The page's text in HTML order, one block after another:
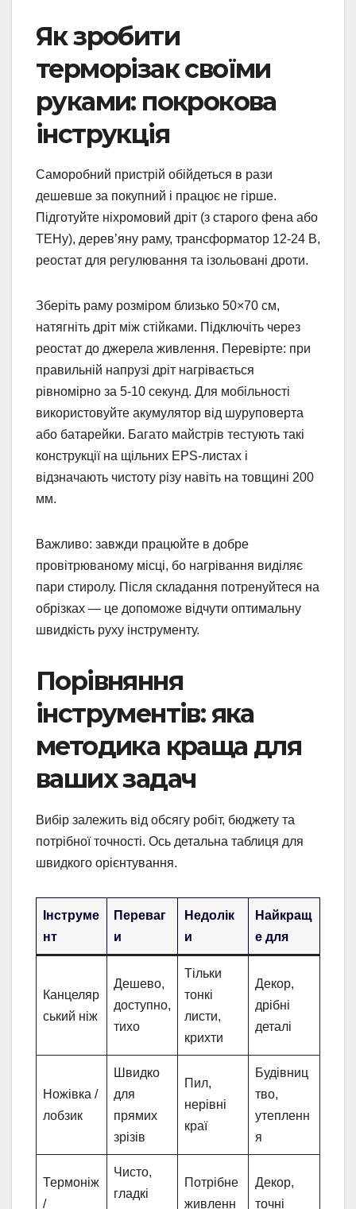
Як зробити
терморізак своїми
руками: покрокова
інструкція
Саморобний пристрій обійдеться в рази
дешевше за покупний і працює не гірше.
Підготуйте ніхромовий дріт (з старого фена або
ТЕНу), дерев’яну раму, трансформатор 12-24 В,
реостат для регулювання та ізольовані дроти.
Зберіть раму розміром близько 50×70 см,
натягніть дріт між стійками. Підключіть через
реостат до джерела живлення. Перевірте: при
правильній напрузі дріт нагрівається
рівномірно за 5-10 секунд. Для мобільності
використовуйте акумулятор від шуруповерта
або батарейки. Багато майстрів тестують такі
конструкції на щільних EPS-листах і
відзначають чистоту різу навіть на товщині 200
мм.
Важливо: завжди працюйте в добре
провітрюваному місці, бо нагрівання виділяє
пари стиролу. Після складання потренуйтеся на
обрізках — це допоможе відчути оптимальну
швидкість руху інструменту.
Порівняння
інструментів: яка
методика краща для
ваших задач
Вибір залежить від обсягу робіт, бюджету та
потрібної точності. Ось детальна таблиця для
швидкого орієнтування.
Інструме
нт
Переваг
и
Недолік
и
Найкращ
е для
Канцеляр
ський ніж
Дешево,
доступно,
тихо
Тільки
тонкі
листи,
крихти
Декор,
дрібні
деталі
Ножівка /
лобзик
Швидко
для
прямих
зрізів
Пил,
нерівні
краї
Будівниц
тво,
утепленн
я
Термоніж
/
Чисто,
гладкі
Потрібне
живленн
Декор,
точні